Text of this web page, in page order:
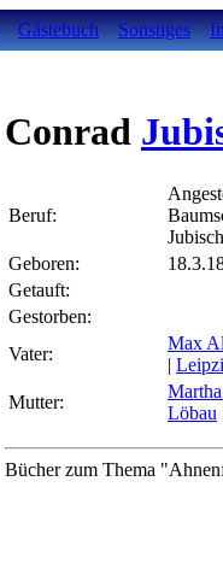
Gästebuch Sonstiges
Conrad
Beruf:
Jubisch
Geboren:
Getauft:
Gestorben:
Vater:
Max
|
Mutter:
Löbau
Bücher zum Thema